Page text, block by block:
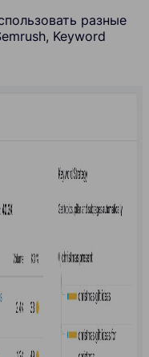
разные
Keyword